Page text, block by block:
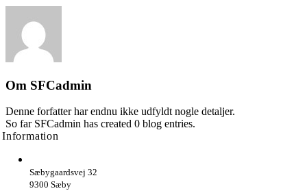
Om SFCadmin
Denne forfatter har endnu ikke udfyldt nogle detaljer.
So far SFCadmin has created 0 blog entries.
Information
Sæbygaardsvej 32
9300 Sæby